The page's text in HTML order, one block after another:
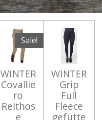
Sale!
WINTER
Covallie
ro
Reithos
e
WINTER
Grip
Full
Fleece
gefütte